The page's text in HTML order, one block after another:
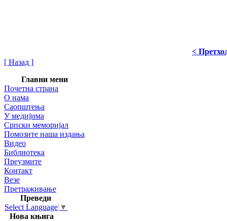
<
[ Назад ]
Главни мени
Почетна страна
О нама
Саопштења
У медијима
Српски меморијал
Помозите наша издања
Видео
Библиотека
Преузмите
Контакт
Везе
Претраживање
Преведи
Select Language ▼
Нова књига